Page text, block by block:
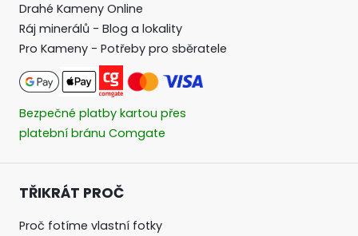
Drahé Kameny Online
Ráj minerálů - Blog a lokality
Pro Kameny - Potřeby pro sběratele
Bezpečné platby kartou přes
platební bránu Comgate
TŘIKRÁT PROČ
Proč fotíme vlastní fotky